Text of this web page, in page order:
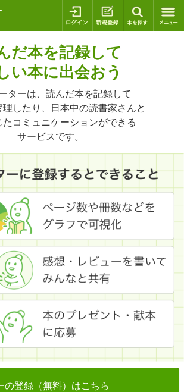
ログイン 新規登録
だ本を記録して
い本に出会おう
ターは、読んだ本を記録して
したり、日本中の読書家さんと
たコミュニケーションができる
サービスです。
の登録（無料）はこちら